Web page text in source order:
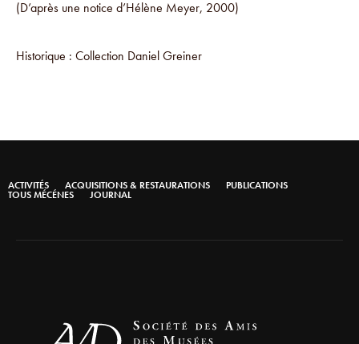
(D’après une notice d’Hélène Meyer, 2000)
Historique : Collection Daniel Greiner
ACTIVITÉS ACQUISITIONS & RESTAURATIONS PUBLICATIONS
TOUS MÉCÉNES JOURNAL